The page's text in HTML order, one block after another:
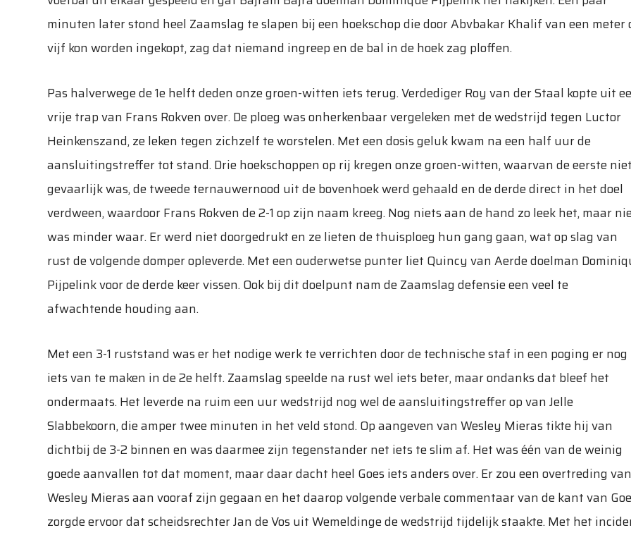
minuten later stond heel Zaamslag te slapen bij een hoekschop die door Abvbakar Khalif van een meter
vijf kon worden ingekopt, zag dat niemand ingreep en de bal in de hoek zag ploffen.
Pas halverwege de 1e helft deden onze groen-witten iets terug. Verdediger Roy van der Staal kopte uit
vrije trap van Frans Rokven over. De ploeg was onherkenbaar vergeleken met de wedstrijd tegen Luctor
Heinkenszand, ze leken tegen zichzelf te worstelen. Met een dosis geluk kwam na een half uur de
aansluitingstreffer tot stand. Drie hoekschoppen op rij kregen onze groen-witten, waarvan de eerste
gevaarlijk was, de tweede ternauwernood uit de bovenhoek werd gehaald en de derde direct in het doel
verdween, waardoor Frans Rokven de 2-1 op zijn naam kreeg. Nog niets aan de hand zo leek het, maar
was minder waar. Er werd niet doorgedrukt en ze lieten de thuisploeg hun gang gaan, wat op slag van
rust de volgende domper opleverde. Met een ouderwetse punter liet Quincy van Aerde doelman
Pijpelink voor de derde keer vissen. Ook bij dit doelpunt nam de Zaamslag defensie een veel te
afwachtende houding aan.
Met een 3-1 ruststand was er het nodige werk te verrichten door de technische staf in een poging er nog
iets van te maken in de 2e helft. Zaamslag speelde na rust wel iets beter, maar ondanks dat bleef het
ondermaats. Het leverde na ruim een uur wedstrijd nog wel de aansluitingstreffer op van Jelle
Slabbekoorn, die amper twee minuten in het veld stond. Op aangeven van Wesley Mieras tikte hij van
dichtbij de 3-2 binnen en was daarmee zijn tegenstander net iets te slim af. Het was één van de weinig
goede aanvallen tot dat moment, maar daar dacht heel Goes iets anders over. Er zou een overtreding
Wesley Mieras aan vooraf zijn gegaan en het daarop volgende verbale commentaar van de kant van
zorgde ervoor dat scheidsrechter Jan de Vos uit Wemeldinge de wedstrijd tijdelijk staakte. Met het